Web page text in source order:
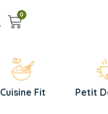
0
Cuisine Fit Petit